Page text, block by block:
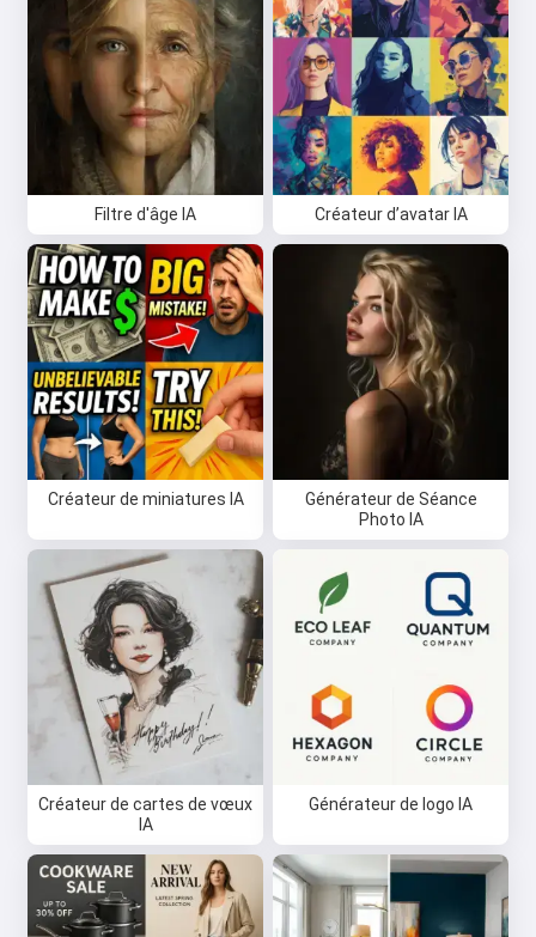
Filtre d'âge IA Créateur d’avatar IA
Créateur de miniatures IA
Générateur de Séance
Photo IA
Créateur de cartes de vœux
IA
Générateur de logo IA